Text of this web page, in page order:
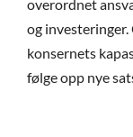
overordnet
og
konsernets
følge opp nye